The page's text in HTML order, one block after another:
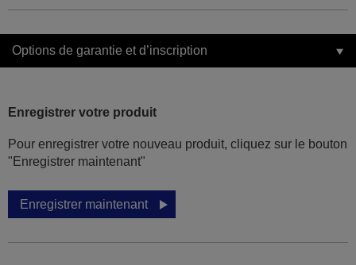
Options de garantie et d’inscription
Enregistrer votre produit
Pour enregistrer votre nouveau produit, cliquez sur le bouton
"Enregistrer maintenant"
Enregistrer maintenant